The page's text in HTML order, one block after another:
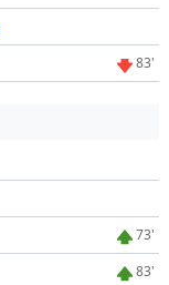
83'
73'
83'